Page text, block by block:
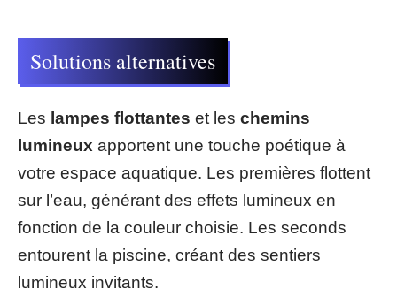
Solutions alternatives
Les lampes flottantes et les chemins
lumineux apportent une touche poétique à
votre espace aquatique. Les premières flottent
sur l’eau, générant des effets lumineux en
fonction de la couleur choisie. Les seconds
entourent la piscine, créant des sentiers
lumineux invitants.